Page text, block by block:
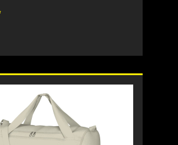
größere Gegenstände wie
auf der Innenseite sorgt
Gegenstände wie Schlüssel,
Telefon gut organisiert und
selbst an stressigen